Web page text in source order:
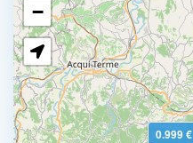
0.999 €
−